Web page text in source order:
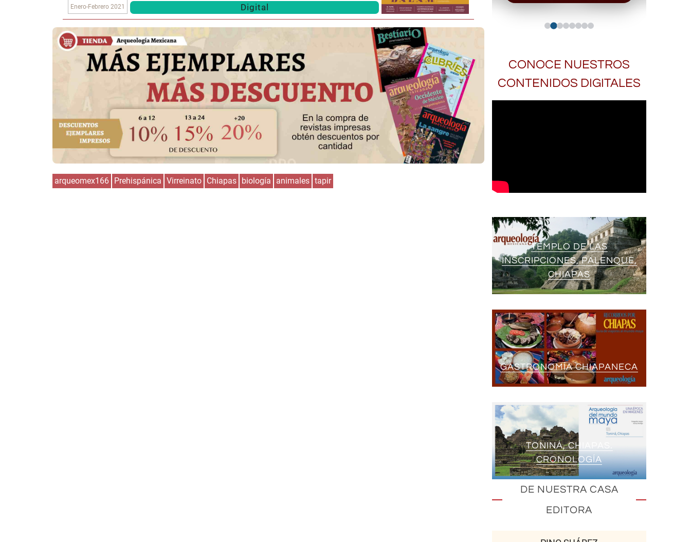
Enero-Febrero 2021 Digital
arqueomex166 Prehispánica Virreinato Chiapas biología animales tapir
CONOCE NUESTROS
CONTENIDOS DIGITALES
TEMPLO DE LAS
INSCRIPCIONES, PALENQUE,
CHIAPAS
GASTRONOMÍA CHIAPANECA
TONINÁ, CHIAPAS.
CRONOLOGÍA
DE NUESTRA CASA
EDITORA